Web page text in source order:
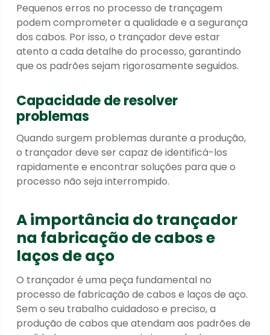
Pequenos erros no processo de trançagem
podem comprometer a qualidade e a segurança
dos cabos. Por isso, o trançador deve estar
atento a cada detalhe do processo, garantindo
que os padrões sejam rigorosamente seguidos.
Capacidade de resolver
problemas
Quando surgem problemas durante a produção,
o trançador deve ser capaz de identificá-los
rapidamente e encontrar soluções para que o
processo não seja interrompido.
A importância do trançador
na fabricação de cabos e
laços de aço
O trançador é uma peça fundamental no
processo de fabricação de cabos e laços de aço.
Sem o seu trabalho cuidadoso e preciso, a
produção de cabos que atendam aos padrões de